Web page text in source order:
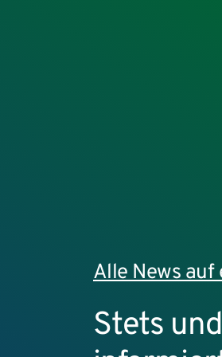
Alle News auf
Stets